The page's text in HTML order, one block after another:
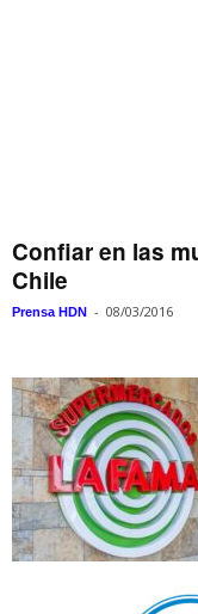
Confiar en las
Chile
Prensa HDN - 08/03/2016